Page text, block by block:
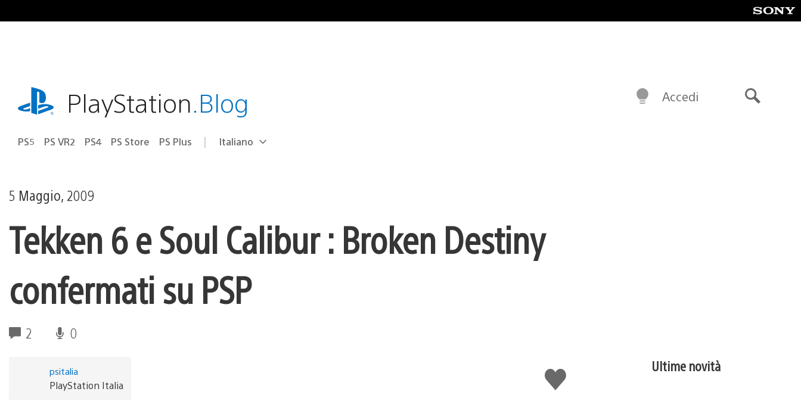
al
playstation.comPlayStation.Blog
PS5 PS VR2 PS4 PS Store PS Plus Seleziona
Regione
Italiano
Accedi
5 Maggio, 2009
Tekken 6 e Soul Calibur : Broken Destiny
confermati su PSP
2 0
Mi
piace
psitalia
PlayStation Italia
Ultime novità